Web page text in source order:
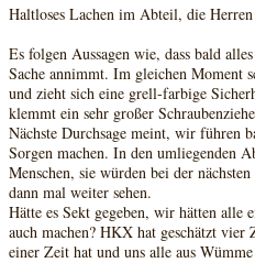
Haltloses Lachen im Abteil, die Herren
Es folgen Aussagen wie, dass bald
Sache annimmt. Im gleichen Moment
und zieht sich eine grell-farbige
klemmt ein sehr großer
Nächste Durchsage meint, wir führen
Sorgen machen. In den umliegenden
Menschen, sie würden bei der
dann mal weiter sehen.
Hätte es Sekt gegeben, wir hätten
auch machen? HKX hat geschätzt vier
einer Zeit hat und uns alle aus